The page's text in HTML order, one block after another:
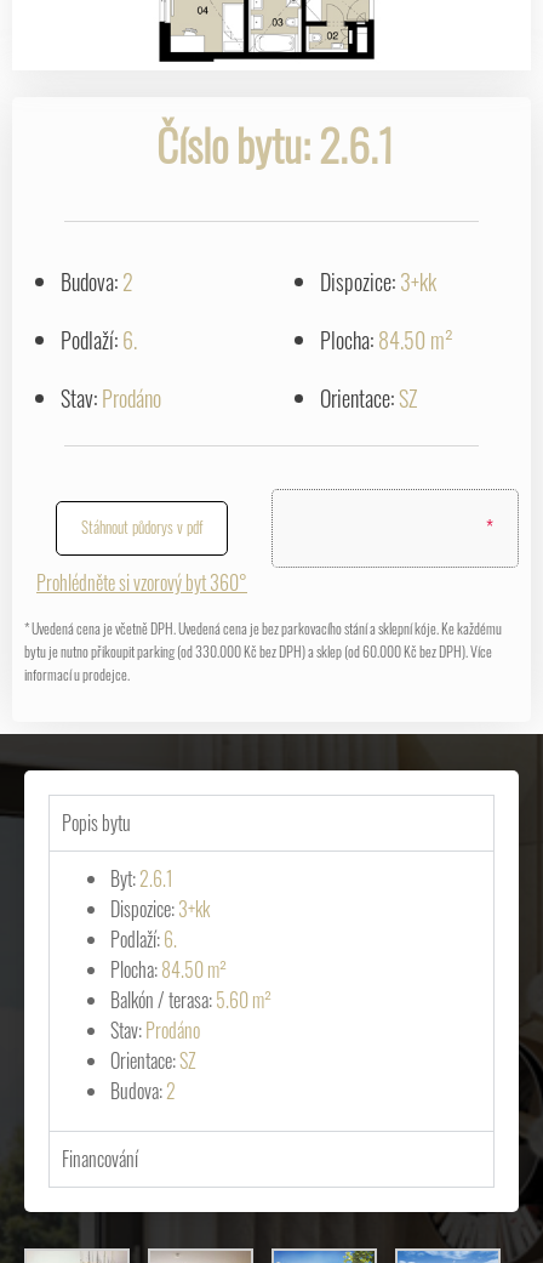
Číslo bytu: 2.6.1
Budova:2 Dispozice:3+kk
Podlaží:6.
Stav:Prodáno
Plocha:84.50 m²
Orientace:SZ
Stáhnout půdorys v pdf
Prohlédněte si vzorový byt 360°
*
* Uvedená cena je včetně DPH. Uvedená cena je bez parkovacího stání a sklepní kóje. Ke každému
bytu je nutno přikoupit parking (od 330.000 Kč bez DPH) a sklep (od 60.000 Kč bez DPH). Více
informací u prodejce.
Popis bytu
Byt:2.6.1
Dispozice:3+kk
Podlaží:6.
Plocha:84.50 m²
Balkón / terasa:5.60 m²
Stav:Prodáno
Orientace:SZ
Budova:2
Financování